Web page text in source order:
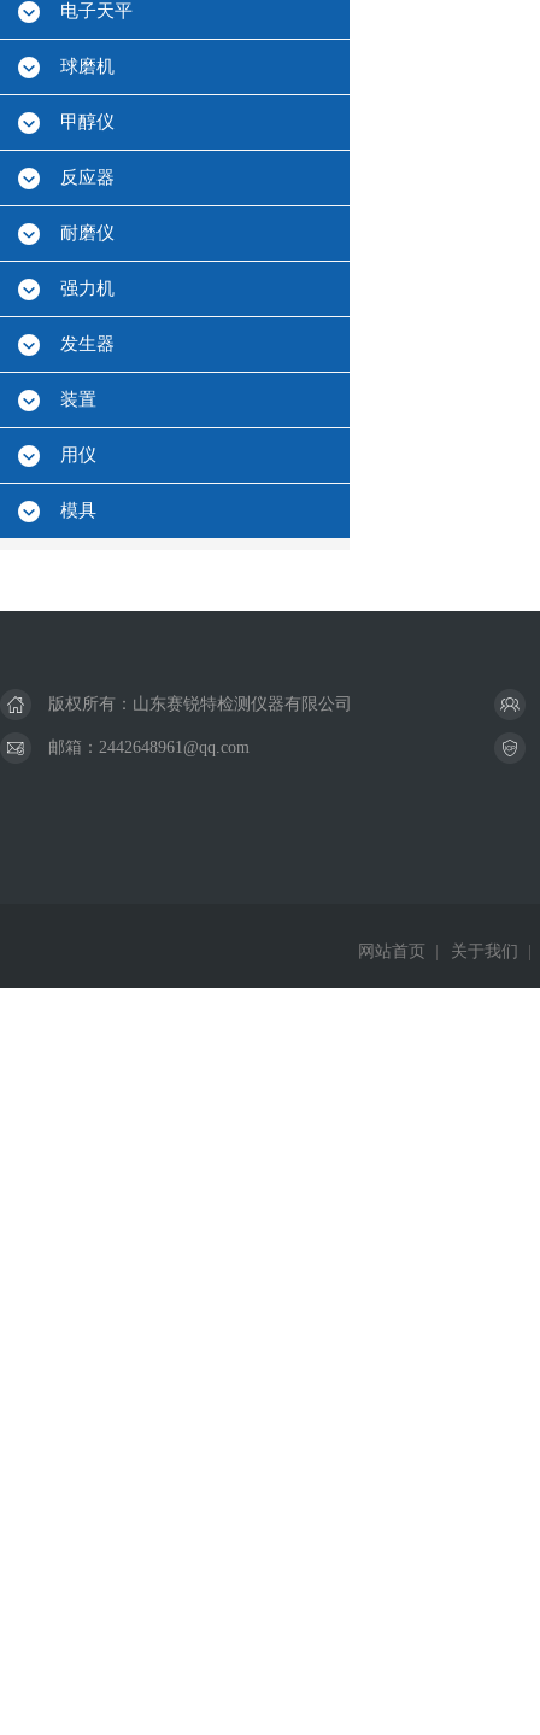
电子天平
球磨机
甲醇仪
反应器
耐磨仪
强力机
发生器
装置
用仪
模具
版权所有：山东赛锐特检测仪器有限公司
邮箱：2442648961@qq.com
网站首页 关于我们